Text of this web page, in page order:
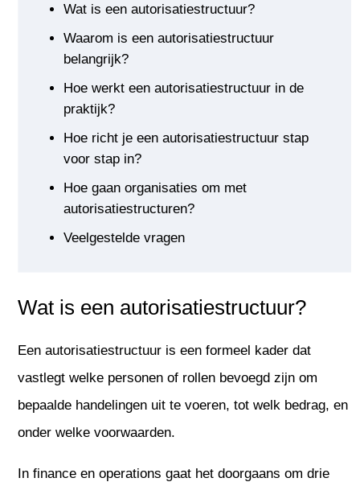
Wat is een autorisatiestructuur?
Waarom is een autorisatiestructuur
belangrijk?
Hoe werkt een autorisatiestructuur in de
praktijk?
Hoe richt je een autorisatiestructuur stap
voor stap in?
Hoe gaan organisaties om met
autorisatiestructuren?
Veelgestelde vragen
Wat is een autorisatiestructuur?
Een autorisatiestructuur is een formeel kader dat
vastlegt welke personen of rollen bevoegd zijn om
bepaalde handelingen uit te voeren, tot welk bedrag, en
onder welke voorwaarden.
In finance en operations gaat het doorgaans om drie